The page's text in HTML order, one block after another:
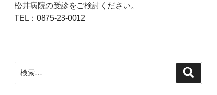
松井病院の受診をご検討ください。
TEL： 0875-23-0012
索: